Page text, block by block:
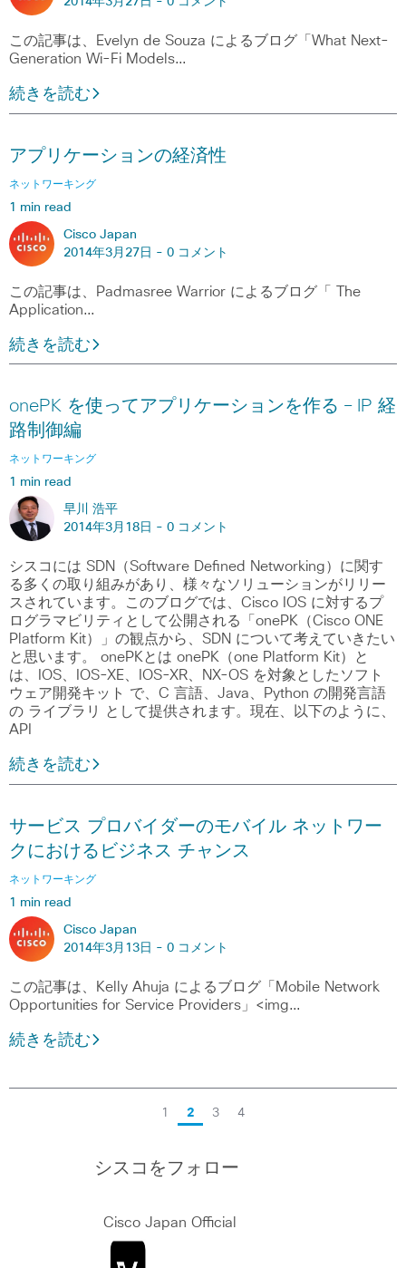
この記事は、Evelyn de Souza によるブログ「What Next-
Generation Wi-Fi Models…
続きを読む
アプリケーションの経済性
ネットワーキング
1 min read
Cisco Japan
2014年3月27日 - 0 コメント
この記事は、Padmasree Warrior によるブログ「 The
Application…
続きを読む
onePK を使ってアプリケーションを作る – IP 経
路制御編
ネットワーキング
1 min read
早川 浩平
2014年3月18日 - 0 コメント
シスコには SDN（Software Defined Networking）に関す
る多くの取り組みがあり、様々なソリューションがリリー
スされています。このブログでは、Cisco IOS に対するプ
ログラマビリティとして公開される「onePK（Cisco ONE
Platform Kit）」の観点から、SDN について考えていきたい
と思います。 onePKとは onePK（one Platform Kit）と
は、IOS、IOS-XE、IOS-XR、NX-OS を対象としたソフト
ウェア開発キット で、C 言語、Java、Python の開発言語
の ライブラリ として提供されます。現在、以下のように、
API
続きを読む
サービス プロバイダーのモバイル ネットワー
クにおけるビジネス チャンス
ネットワーキング
1 min read
Cisco Japan
2014年3月13日 - 0 コメント
この記事は、Kelly Ahuja によるブログ「Mobile Network
Opportunities for Service Providers」<img…
続きを読む
1 2 3 4
シスコをフォロー
Cisco Japan Official